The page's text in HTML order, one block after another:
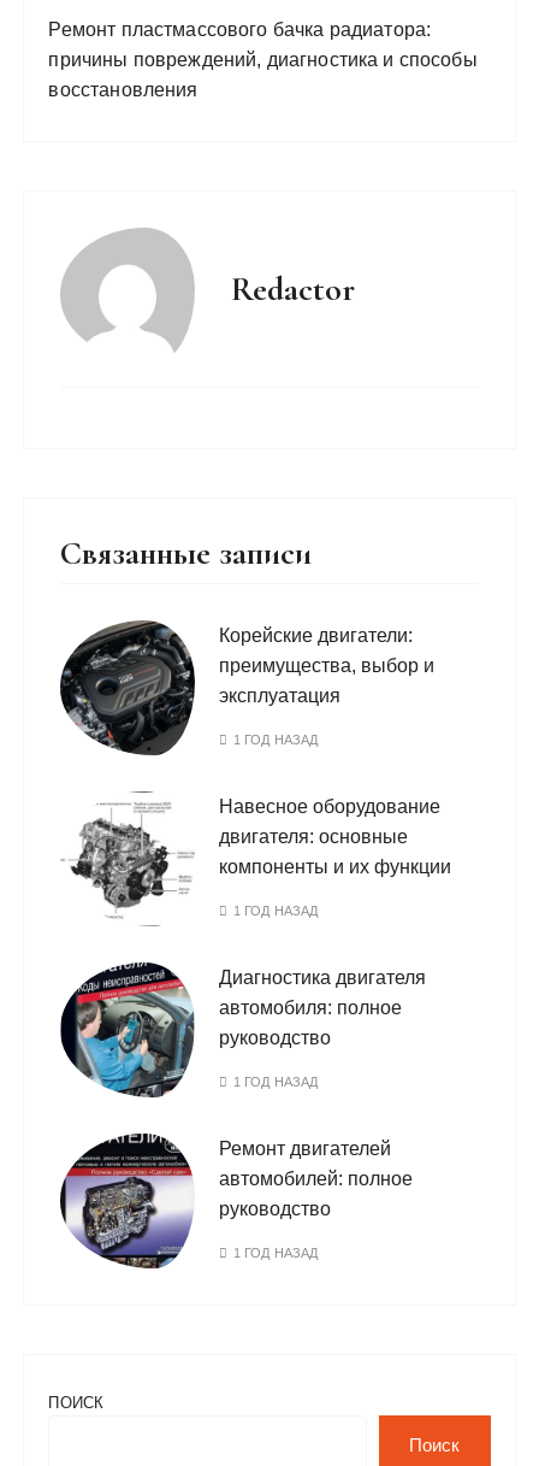
Ремонт пластмассового бачка радиатора:
причины повреждений, диагностика и способы
восстановления
Redactor
Связанные записи
Корейские двигатели:
преимущества, выбор и
эксплуатация
1 ГОД НАЗАД
Навесное оборудование
двигателя: основные
компоненты и их функции
1 ГОД НАЗАД
Диагностика двигателя
автомобиля: полное
руководство
1 ГОД НАЗАД
Ремонт двигателей
автомобилей: полное
руководство
1 ГОД НАЗАД
ПОИСК
Поиск